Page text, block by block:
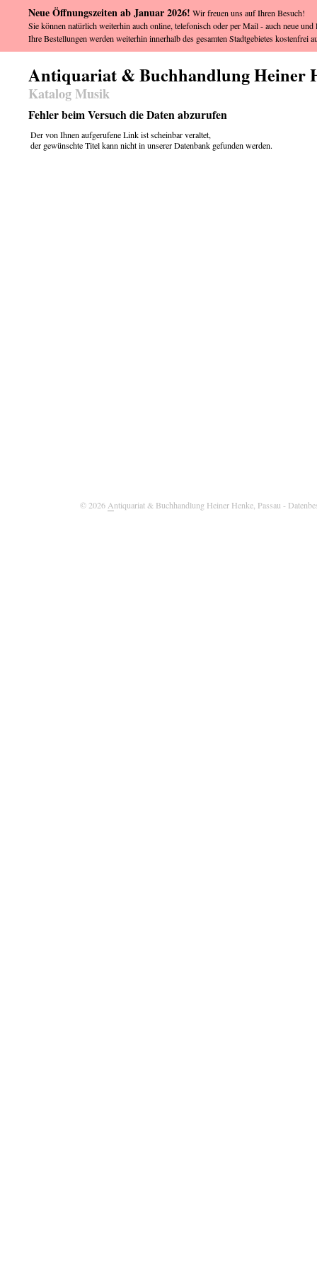
Antiquariat & Buchhandlung Heiner
Katalog Musik
Fehler beim Versuch die Daten abzurufen
Der von Ihnen aufgerufene Link ist scheinbar veraltet,
der gewünschte Titel kann nicht in unserer Datenbank gefunden werden.
© 2026Antiquariat & Buchhandlung Heiner Henke, Passau -
Neue Öffnungszeiten ab Januar 2026! Wir freuen uns auf Ihren Besuch!
Sie können natürlich weiterhin auch online, telefonisch oder per Mail - auch neue
Ihre Bestellungen werden weiterhin innerhalb des gesamten Stadtgebietes kostenfrei